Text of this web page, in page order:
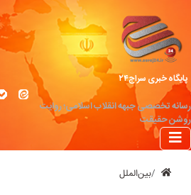
پایگاه خبری سراج۲۴
رسانه تخصصی جبهه انقلاب اسلامی؛ روایت
روشن حقیقت
بین‌الملل